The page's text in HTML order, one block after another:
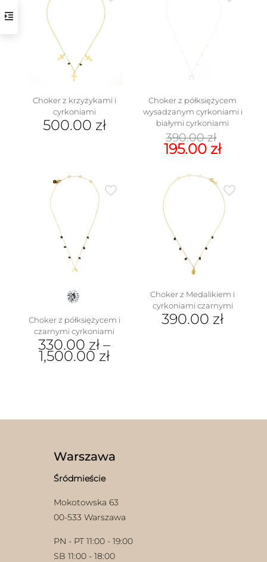
wariantów.
można
wybrać
na
stronie
produktu
Choker z krzyżykami i
cyrkoniami
500.00 zł
Choker z półksiężycem
wysadzanym cyrkoniami i
białymi cyrkoniami
390.00zł
cena
195.00 zł
195.00
Choker z półksiężycem i
czarnymi cyrkoniami
330.00 zł –
1,500.00 zł
na
stronie
produktu
Choker z Medalikiem i
cyrkoniami czarnymi
390.00 zł
Warszawa
Śródmieście
Mokotowska 63
00-533 Warszawa
PN - PT 11:00 - 19:00
SB 11:00 - 18:00